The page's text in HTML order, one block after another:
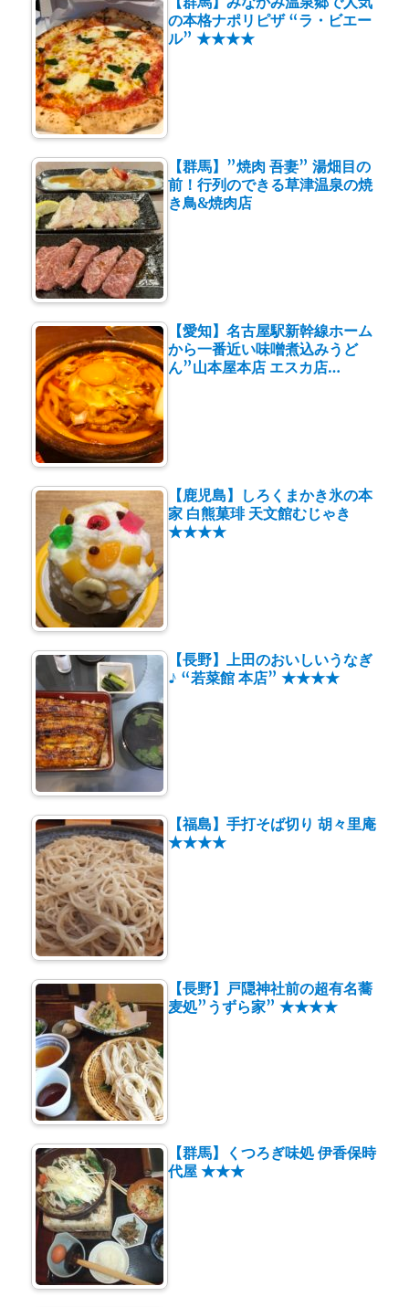
の本格ナポリピザ “ラ・ビエー
ル” ★★★★
【群馬】”焼肉 吾妻” 湯畑目の
前！行列のできる草津温泉の焼
き鳥&焼肉店
【愛知】名古屋駅新幹線ホーム
から一番近い味噌煮込みうど
ん”山本屋本店 エスカ店…
【鹿児島】しろくまかき氷の本
家 白熊菓琲 天文館むじゃき
★★★★
【長野】上田のおいしいうなぎ
♪ “若菜館 本店” ★★★★
【福島】手打そば切り 胡々里庵
★★★★
【長野】戸隠神社前の超有名蕎
麦処”うずら家” ★★★★
【群馬】くつろぎ味処 伊香保時
代屋 ★★★